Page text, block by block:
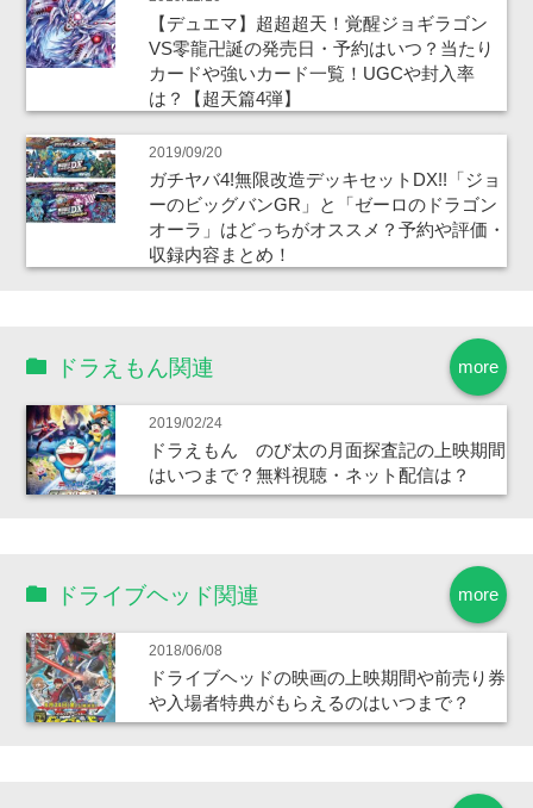
【デュエマ】超超超天！覚醒ジョギラゴン
VS零龍卍誕の発売日・予約はいつ？当たり
カードや強いカード一覧！UGCや封入率
は？【超天篇4弾】
2019/09/20
ガチヤバ4!無限改造デッキセットDX!!「ジョ
ーのビッグバンGR」と「ゼーロのドラゴン
オーラ」はどっちがオススメ？予約や評価・
収録内容まとめ！
more
ドラえもん関連
2019/02/24
ドラえもん のび太の月面探査記の上映期間
はいつまで？無料視聴・ネット配信は？
more
ドライブヘッド関連
2018/06/08
ドライブヘッドの映画の上映期間や前売り券
や入場者特典がもらえるのはいつまで？